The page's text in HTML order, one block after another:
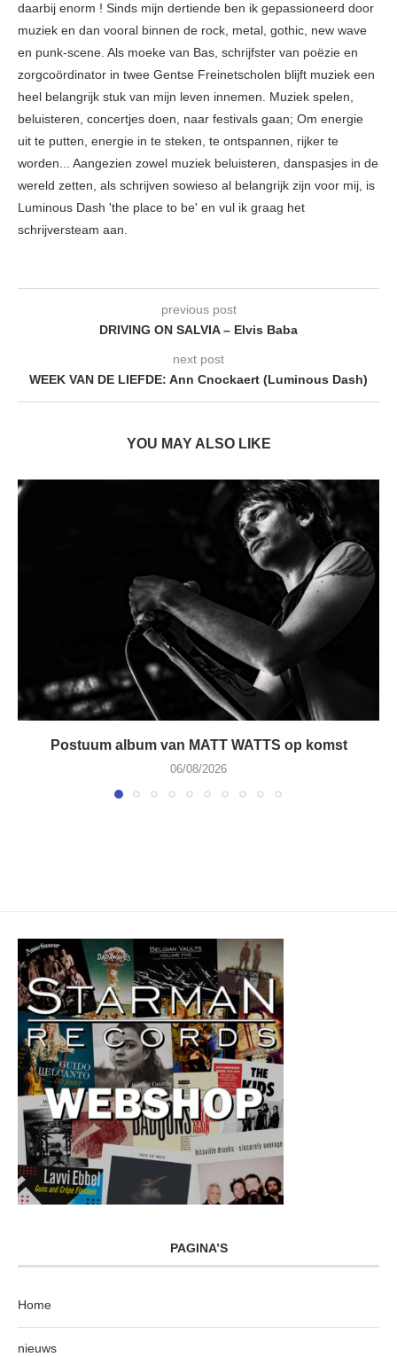
daarbij enorm ! Sinds mijn dertiende ben ik gepassioneerd door
muziek en dan vooral binnen de rock, metal, gothic, new wave
en punk-scene. Als moeke van Bas, schrijfster van poëzie en
zorgcoördinator in twee Gentse Freinetscholen blijft muziek een
heel belangrijk stuk van mijn leven innemen. Muziek spelen,
beluisteren, concertjes doen, naar festivals gaan; Om energie
uit te putten, energie in te steken, te ontspannen, rijker te
worden... Aangezien zowel muziek beluisteren, danspasjes in de
wereld zetten, als schrijven sowieso al belangrijk zijn voor mij, is
Luminous Dash 'the place to be' en vul ik graag het
schrijversteam aan.
previous post
DRIVING ON SALVIA – Elvis Baba
next post
WEEK VAN DE LIEFDE: Ann Cnockaert (Luminous Dash)
YOU MAY ALSO LIKE
Postuum album van MATT WATTS op komst
06/08/2026
PAGINA’S
Home
nieuws